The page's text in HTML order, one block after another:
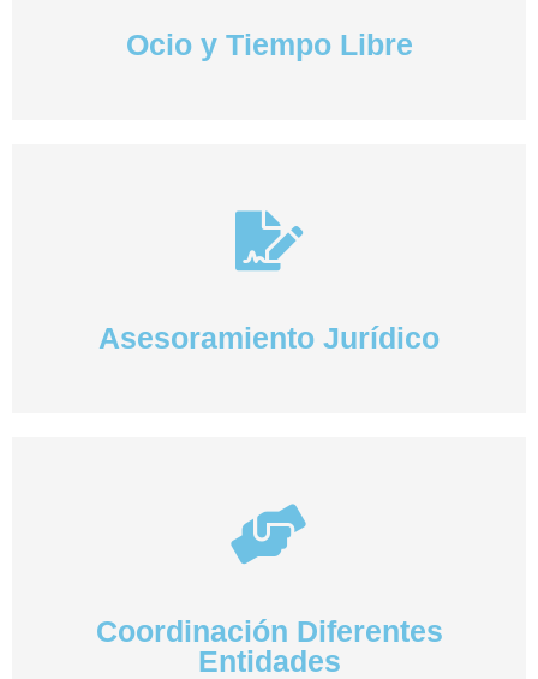
Ocio y Tiempo Libre
Asesoramiento Jurídico
Coordinación Diferentes
Entidades